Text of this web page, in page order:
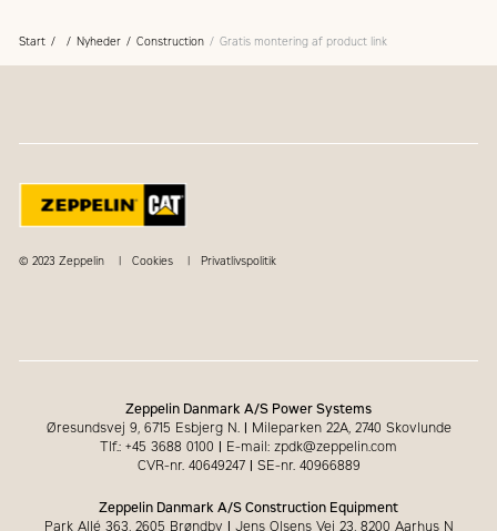
Start Nyheder Construction Gratis montering af product link
© 2023 Zeppelin Cookies Privatlivspolitik
Zeppelin Danmark A/S Power Systems
Øresundsvej 9, 6715 Esbjerg N.
Mileparken 22A, 2740 Skovlunde
Tlf.: +45 3688 0100
E-mail: zpdk@zeppelin.com
CVR-nr. 40649247
SE-nr. 40966889
Zeppelin Danmark A/S Construction Equipment
Park Allé 363, 2605 Brøndby
Jens Olsens Vej 23, 8200 Aarhus N